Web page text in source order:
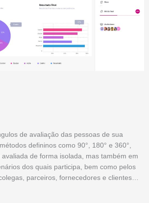
de avaliação das pessoas de sua
defininos como 90°, 180° e 360°,
de forma isolada, mas também em
dos quais participa, bem como pelos
parceiros, fornecedores e clientes…